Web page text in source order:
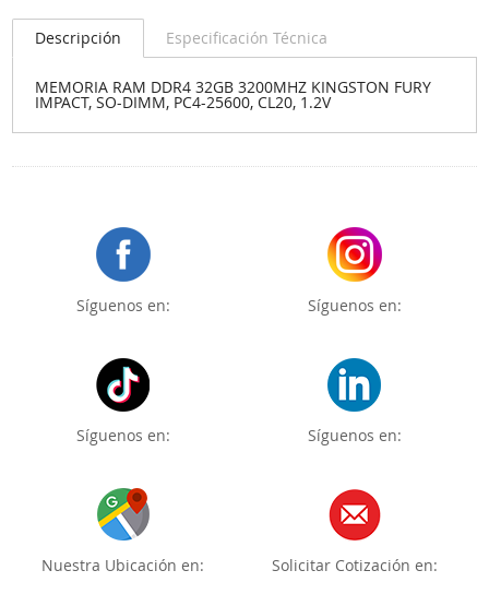
Descripción Especificación Técnica
MEMORIA RAM DDR4 32GB 3200MHZ KINGSTON FURY
IMPACT, SO-DIMM, PC4-25600, CL20, 1.2V
Síguenos en: Síguenos en:
Síguenos en: Síguenos en:
Nuestra Ubicación en: Solicitar Cotización en: